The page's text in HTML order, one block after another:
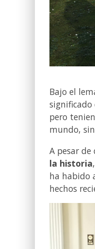
Bajo el
significado
pero
mundo,
A pesar de
la historia
ha habido
hechos